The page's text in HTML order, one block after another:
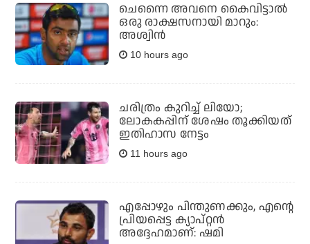
ചെന്നൈ അവനെ കൈവിട്ടാല്‍
ഒരു രാക്ഷസനായി മാറും:
അശ്വിന്‍
10 hours ago
ചരിത്രം കുറിച്ച് ലിയോ;
ലോകകപ്പിന് ശേഷം തൂക്കിയത്
ഇതിഹാസ നേട്ടം
11 hours ago
എപ്പോഴും പിന്തുണക്കും, എന്റെ
പ്രിയപ്പെട്ട ക്യാപ്റ്റന്‍
അദ്ദേഹമാണ്: ഷമി